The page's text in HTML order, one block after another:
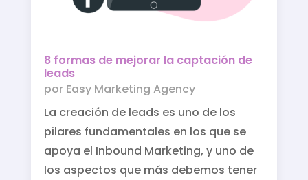
8 formas de mejorar la captación de
leads
por Easy Marketing Agency
La creación de leads es uno de los
pilares fundamentales en los que se
apoya el Inbound Marketing, y uno de
los aspectos que más debemos tener